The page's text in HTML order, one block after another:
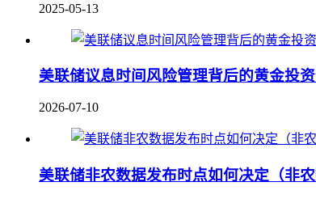
2025-05-13
美联储议息时间风险管理背后的黄金投
2026-07-10
美联储非农数据发布时点如何决定（非